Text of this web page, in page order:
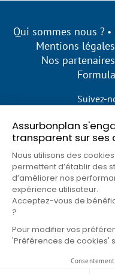
Assurbonplan
transparent sur ses
Nous utilisons des
permettent d’établir des
d’améliorer nos
expérience utilisateur.
Acceptez-vous de
?
Pour modifier vos
'Préférences de cookies'
Qui sommes nous ?
Mentions légales
Nos partenaires
Suivez-